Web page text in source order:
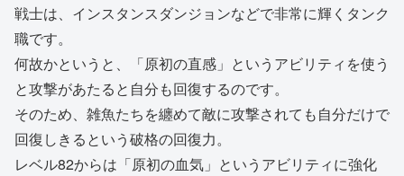
戦士は、インスタンスダンジョンなどで非常に輝くタンク
職です。
何故かというと、「原初の直感」というアビリティを使う
と攻撃があたると自分も回復するのです。
そのため、雑魚たちを纏めて敵に攻撃されても自分だけで
回復しきるという破格の回復力。
レベル82からは「原初の血気」というアビリティに強化